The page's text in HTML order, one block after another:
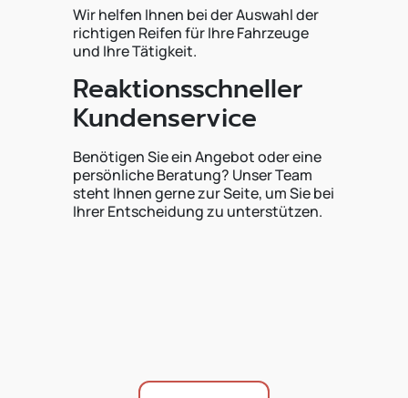
Wir helfen Ihnen bei der Auswahl der
richtigen Reifen für Ihre Fahrzeuge
und Ihre Tätigkeit.
Reaktionsschneller
Kundenservice
Benötigen Sie ein Angebot oder eine
persönliche Beratung? Unser Team
steht Ihnen gerne zur Seite, um Sie bei
Ihrer Entscheidung zu unterstützen.